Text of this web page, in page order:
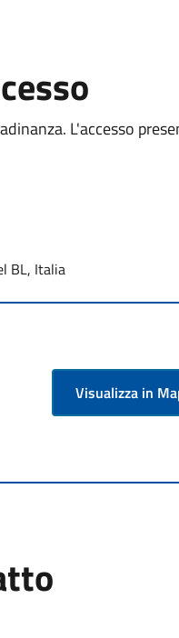
L'accesso
BL, Italia
Visualizza in